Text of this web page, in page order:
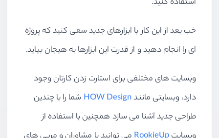
استفاده کنید.
خب بعد از این کار با ابزارهای جدید سعی کنید که پروژه
ای را انجام دهید و از قدرت این ابزارها به هیجان بیاید.
وبسایت های مختلفی برای استارت زدن کارتان وجود
دارد، وبسایتی مانندHOW Design شما را با چندین
طراحی جدید آشنا می سازد همچنین با استفاده از